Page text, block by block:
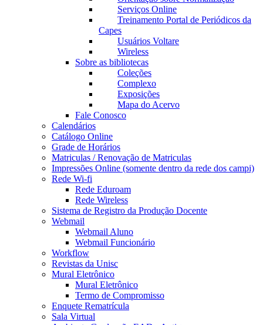
Serviços Online
Treinamento Portal de Periódicos da
Capes
Usuários Voltare
Wireless
Sobre as bibliotecas
Coleções
Complexo
Exposições
Mapa do Acervo
Fale Conosco
Calendários
Catálogo Online
Grade de Horários
Matriculas / Renovação de Matriculas
Impressões Online (somente dentro da rede dos campi)
Rede Wi-fi
Rede Eduroam
Rede Wireless
Sistema de Registro da Produção Docente
Webmail
Webmail Aluno
Webmail Funcionário
Workflow
Revistas da Unisc
Mural Eletrônico
Mural Eletrônico
Termo de Compromisso
Enquete Rematrícula
Sala Virtual